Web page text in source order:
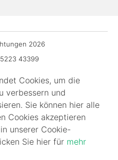
Cookies, um die
verbessern und
Sie können hier alle
Cookies akzeptieren
unserer Cookie-
Sie hier für mehr
2026
43399
dichtungen.at
3
Mils